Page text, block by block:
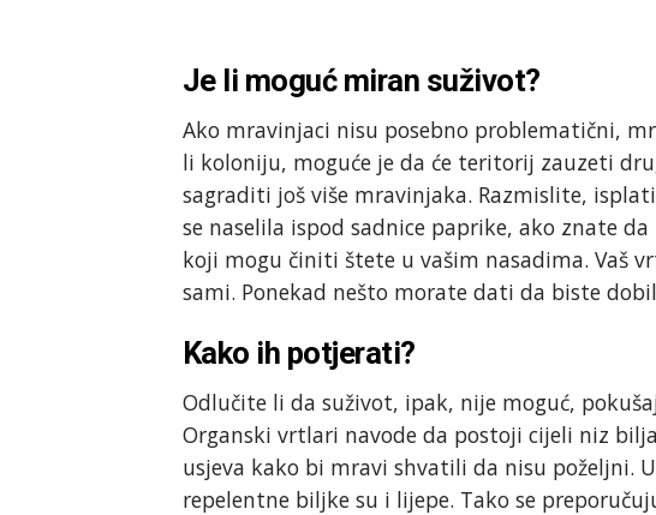
Je li moguć miran suživot?
Ako mravinjaci nisu posebno problematični,
li koloniju, moguće je da će teritorij zauzeti
sagraditi još više mravinjaka. Razmislite,
se naselila ispod sadnice paprike, ako znate
koji mogu činiti štete u vašim nasadima. Vaš
sami. Ponekad nešto morate dati da biste
Kako ih potjerati?
Odlučite li da suživot, ipak, nije moguć,
Organski vrtlari navode da postoji cijeli niz
usjeva kako bi mravi shvatili da nisu poželjni.
repelentne biljke su i lijepe. Tako se